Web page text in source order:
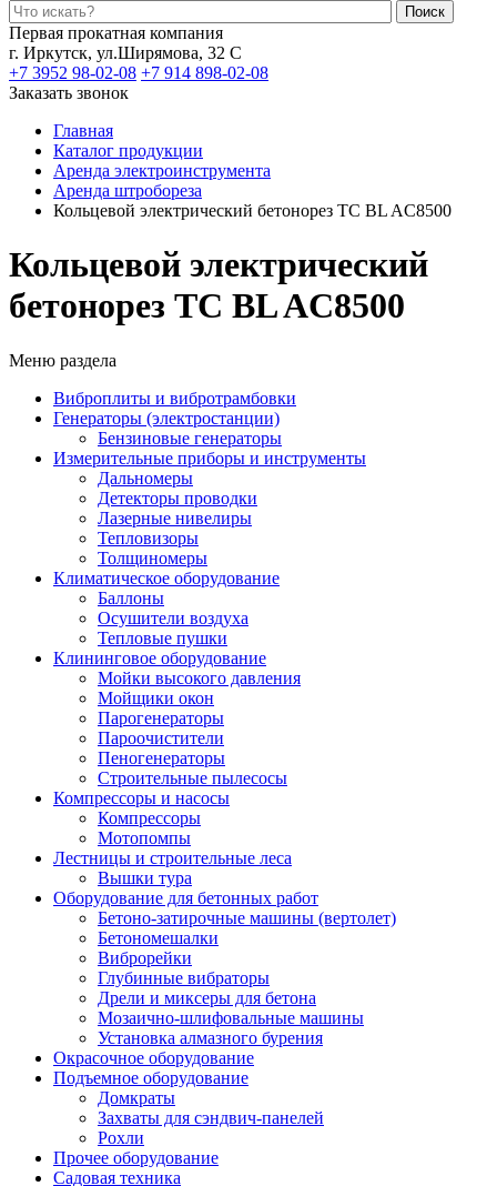
Поиск
Первая прокатная компания
г. Иркутск, ул.Ширямова, 32 С
+7 3952 98-02-08 +7 914 898-02-08
Заказать звонок
Главная
Каталог продукции
Аренда электроинструмента
Аренда штробореза
Кольцевой электрический бетонорез TC BL AC8500
Кольцевой электрический
бетонорез TC BL AC8500
Меню раздела
Виброплиты и вибротрамбовки
Генераторы (электростанции)
Бензиновые генераторы
Измерительные приборы и инструменты
Дальномеры
Детекторы проводки
Лазерные нивелиры
Тепловизоры
Толщиномеры
Климатическое оборудование
Баллоны
Осушители воздуха
Тепловые пушки
Клининговое оборудование
Мойки высокого давления
Мойщики окон
Парогенераторы
Пароочистители
Пеногенераторы
Строительные пылесосы
Компрессоры и насосы
Компрессоры
Мотопомпы
Лестницы и строительные леса
Вышки тура
Оборудование для бетонных работ
Бетоно-затирочные машины (вертолет)
Бетономешалки
Виброрейки
Глубинные вибраторы
Дрели и миксеры для бетона
Мозаично-шлифовальные машины
Установка алмазного бурения
Окрасочное оборудование
Подъемное оборудование
Домкраты
Захваты для сэндвич-панелей
Рохли
Прочее оборудование
Садовая техника